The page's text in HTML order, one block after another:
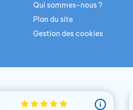
Qui sommes-nous ?
Plan du site
Gestion des cookies